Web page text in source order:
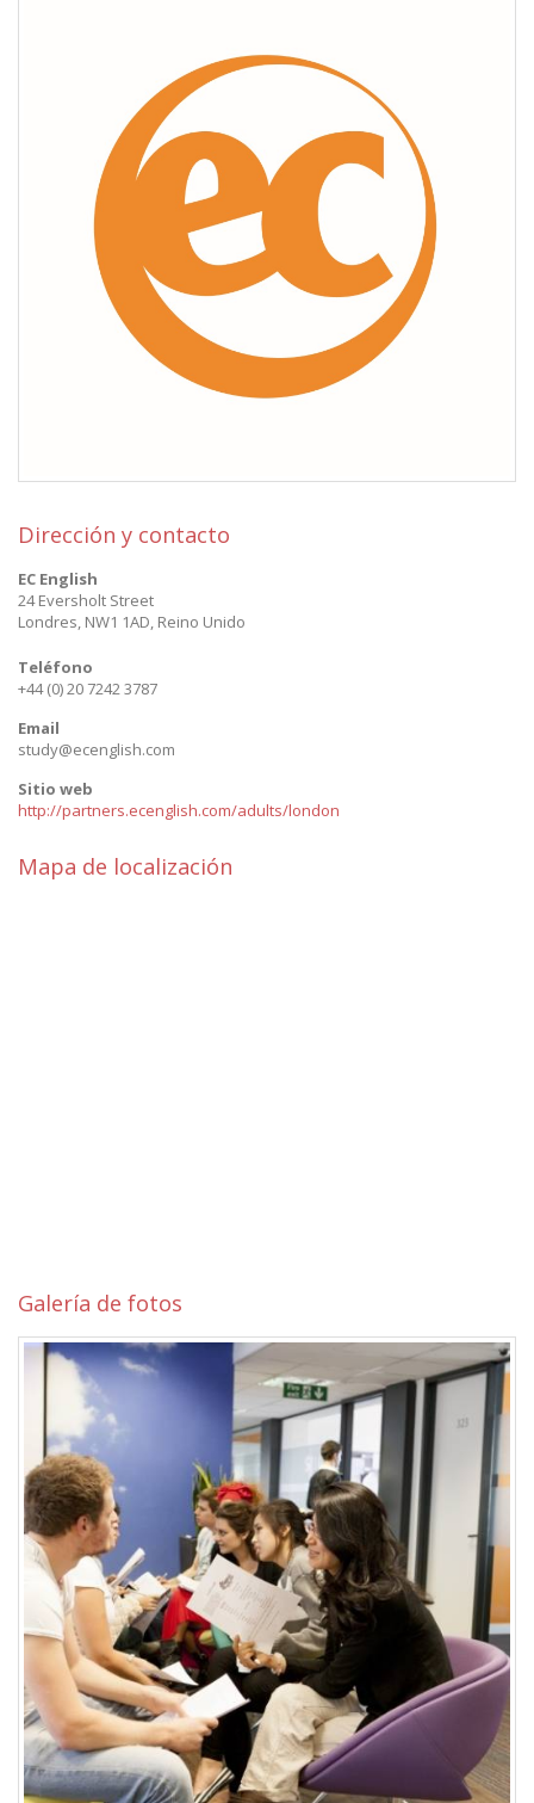
Dirección y contacto
EC English
24 Eversholt Street
Londres NW1 1AD Reino Unido
Teléfono
+44 (0) 20 7242 3787
Email
study@ecenglish.com
Sitio web
http://partners.ecenglish.com/adults/london
Mapa de localización
Galería de fotos